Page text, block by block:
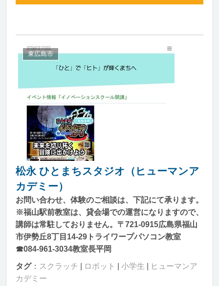
東広島市
松永 ひとまちスタジオ（ヒューマンア
カデミー）
お問い合わせ、体験のご相談は、下記にて承ります。
※福山駅前教室は、貸会場での運営になりますので、
講師は常駐しておりません。〒721-0915広島県福山
市伊勢丘8丁目14-29トライワープパソコン教室
☎084-961-3034教室長平岡
タグ： スクラッチ ロボット 小学生
ヒューマンア
カデミー